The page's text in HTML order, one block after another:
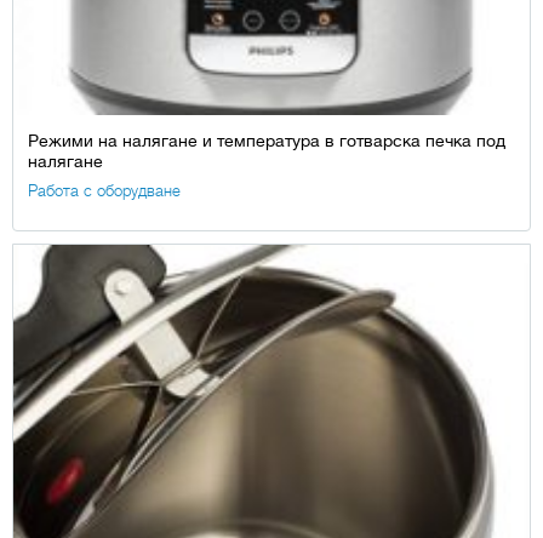
Режими на налягане и температура в готварска печка под
налягане
Работа с оборудване